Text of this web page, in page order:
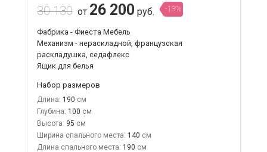
30 130 от 26 200 руб. -13%
Фабрика - Фиеста Мебель
Механизм - нераскладной, французская
раскладушка, седафлекс
Ящик для белья
Набор размеров
Длина: 190
Глубина: 100
Высота: 95
Ширина спального места: 140
Длина спального места: 190